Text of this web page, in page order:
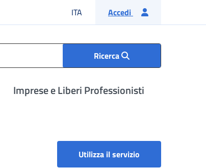
ITA Lingua italiana
Accedi
Ricerca
Imprese e Liberi Professionisti
Utilizza il servizio